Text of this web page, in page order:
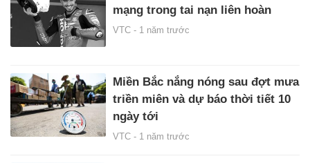
mạng trong tai nạn liên hoàn
VTC - 1 năm trước
Miền Bắc nắng nóng sau đợt mưa
triền miên và dự báo thời tiết 10
ngày tới
VTC - 1 năm trước